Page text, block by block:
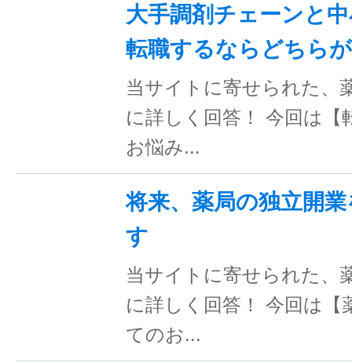
大手調剤チェーンと
転職するならどちら
当サイトに寄せられた、
に詳しく回答！ 今回は【
お悩み...
将来、薬局の独立開
す
当サイトに寄せられた、
に詳しく回答！ 今回は【
てのお...